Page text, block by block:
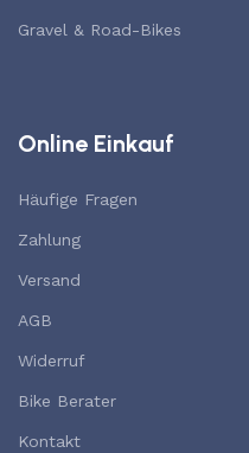
Gravel & Road-Bikes
Online Einkauf
Häufige Fragen
Zahlung
Versand
AGB
Widerruf
Bike Berater
Kontakt